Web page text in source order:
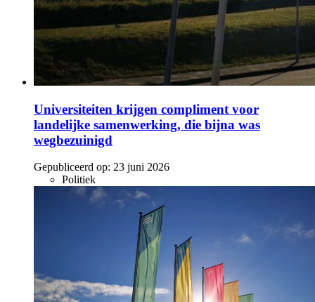
Universiteiten krijgen compliment voor
landelijke samenwerking, die bijna was
wegbezuinigd
Gepubliceerd op: 23 juni 2026
Politiek